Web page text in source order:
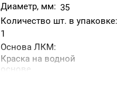
Диаметр, мм: 35
Количество шт. в упаковке:
1
Основа ЛКМ:
Краска на водной
основе